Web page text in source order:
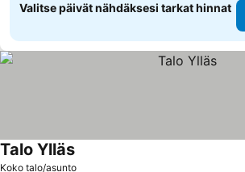
Valitse päivät nähdäksesi tarkat hinnat
Koko talo/asunto
Talo Ylläs